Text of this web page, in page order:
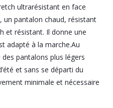
ultrarésistant en face
un pantalon chaud, résistant
et résistant. Il donne une
adapté à la marche.Au
pantalons plus légers
et sans se départi du
minimale et nécessaire